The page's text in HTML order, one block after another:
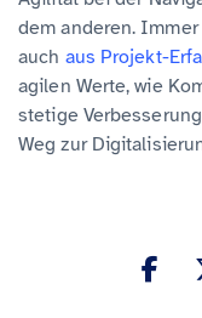
dem anderen.
auch aus Projekt-
agilen Werte, wie
stetige
Weg zur